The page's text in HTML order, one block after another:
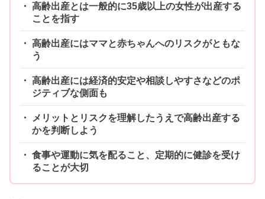
高齢出産とは一般的に35歳以上の女性が出産する
ことを指す
高齢出産にはママと赤ちゃんへのリスクがともな
う
高齢出産には経済的安定や相談しやすさなどのポ
ジティブな側面も
メリットとリスクを理解したうえで高齢出産する
かを判断しよう
食事や運動に気を配ること、定期的に健診を受け
ることが大切